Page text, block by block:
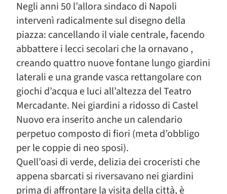
Negli anni 50 l’allora sindaco di Napoli
intervenì radicalmente sul disegno della
piazza: cancellando il viale centrale, facendo
abbattere i lecci secolari che la ornavano ,
creando quattro nuove fontane lungo giardini
laterali e una grande vasca rettangolare con
giochi d’acqua e luci all’altezza del Teatro
Mercadante. Nei giardini a ridosso di Castel
Nuovo era inserito anche un calendario
perpetuo composto di fiori (meta d’obbligo
per le coppie di neo sposi).
Quell’oasi di verde, delizia dei croceristi che
appena sbarcati si riversavano nei giardini
prima di affrontare la visita della città, è